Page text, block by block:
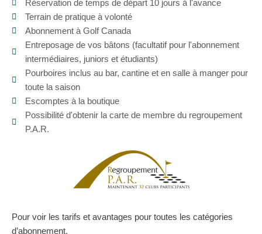
Réservation de temps de départ 10 jours à l'avance
Terrain de pratique à volonté
Abonnement à Golf Canada
Entreposage de vos bâtons (facultatif pour l'abonnement
intermédiaires, juniors et étudiants)
Pourboires inclus au bar, cantine et en salle à manger pour
toute la saison
Escomptes à la boutique
Possibilité d'obtenir la carte de membre du regroupement
P.A.R.
Pour voir les tarifs et avantages pour toutes les catégories
d’abonnement.